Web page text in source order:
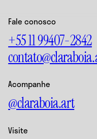
Fale conosco
+55 11 99407-2842
Acompanhe
Fale conosco
+55 11 99407-2842
Acompanhe
@claraboia.art
Visite